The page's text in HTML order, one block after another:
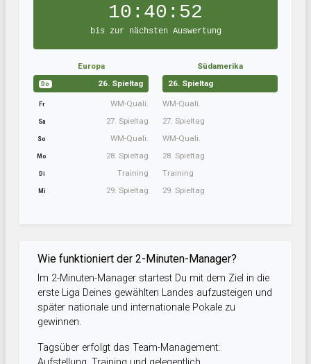
10:40:51
bis zur nächsten Auswertung
Europa
Do 26. Spieltag
Fr WM-Quali.
Sa 27. Spieltag
So WM-Quali.
Mo 28. Spieltag
Di Training
Mi 29. Spieltag
Südamerika
26. Spieltag
WM-Quali.
27. Spieltag
WM-Quali.
28. Spieltag
Training
29. Spieltag
Wie funktioniert der 2-Minuten-Manager?
Im 2-Minuten-Manager startest Du mit dem Ziel in die
erste Liga Deines gewählten Landes aufzusteigen und
später nationale und internationale Pokale zu
gewinnen.
Tagsüber erfolgt das Team-Management: